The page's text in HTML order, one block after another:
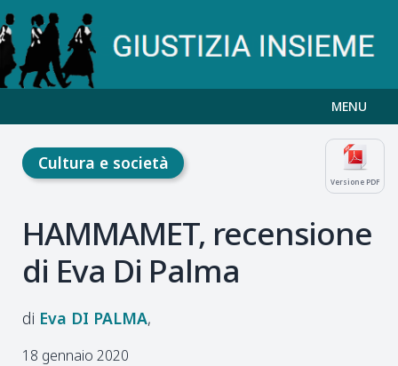
MENU
Versione PDF
Cultura e società
HAMMAMET, recensione
di Eva Di Palma
Eva DI PALMA
18 gennaio 2020